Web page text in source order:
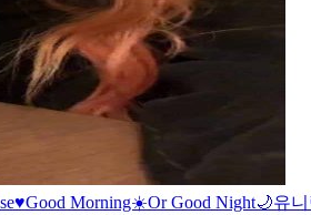
Good Morning☀️Or Good Night🌙유